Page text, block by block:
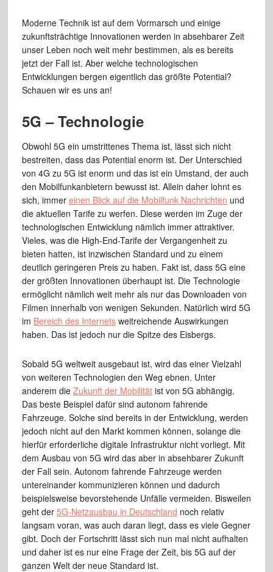
Moderne Technik ist auf dem Vormarsch und einige
zukunftsträchtige Innovationen werden in absehbarer Zeit
unser Leben noch weit mehr bestimmen, als es bereits
jetzt der Fall ist. Aber welche technologischen
Entwicklungen bergen eigentlich das größte Potential?
Schauen wir es uns an!
5G – Technologie
Obwohl 5G ein umstrittenes Thema ist, lässt sich nicht
bestreiten, dass das Potential enorm ist. Der Unterschied
von 4G zu 5G ist enorm und das ist ein Umstand, der auch
den Mobilfunkanbietern bewusst ist. Allein daher lohnt es
sich, immer einen Blick auf die Mobilfunk Nachrichten und
die aktuellen Tarife zu werfen. Diese werden im Zuge der
technologischen Entwicklung nämlich immer attraktiver.
Vieles, was die High-End-Tarife der Vergangenheit zu
bieten hatten, ist inzwischen Standard und zu einem
deutlich geringeren Preis zu haben. Fakt ist, dass 5G eine
der größten Innovationen überhaupt ist. Die Technologie
ermöglicht nämlich weit mehr als nur das Downloaden von
Filmen innerhalb von wenigen Sekunden. Natürlich wird 5G
im Bereich des Internetsweitreichende Auswirkungen
haben. Das ist jedoch nur die Spitze des Eisbergs.
Sobald 5G weltweit ausgebaut ist, wird das einer Vielzahl
von weiteren Technologien den Weg ebnen. Unter
anderem die Zukunft der Mobilitätist von 5G abhängig.
Das beste Beispiel dafür sind autonom fahrende
Fahrzeuge. Solche sind bereits in der Entwicklung, werden
jedoch nicht auf den Markt kommen können, solange die
hierfür erforderliche digitale Infrastruktur nicht vorliegt. Mit
dem Ausbau von 5G wird das aber in absehbarer Zukunft
der Fall sein. Autonom fahrende Fahrzeuge werden
untereinander kommunizieren können und dadurch
beispielsweise bevorstehende Unfälle vermeiden. Bisweilen
geht der 5G-Netzausbau in Deutschland noch relativ
langsam voran, was auch daran liegt, dass es viele Gegner
gibt. Doch der Fortschritt lässt sich nun mal nicht aufhalten
und daher ist es nur eine Frage der Zeit, bis 5G auf der
ganzen Welt der neue Standard ist.